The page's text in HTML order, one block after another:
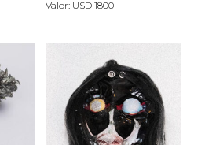
Valor: USD 1800